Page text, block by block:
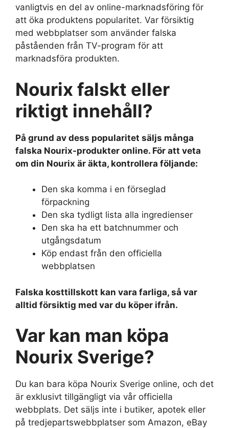
vanligtvis en del av online-marknadsföring för
att öka produktens popularitet. Var försiktig
med webbplatser som använder falska
påståenden från TV-program för att
marknadsföra produkten.
Nourix falskt eller
riktigt innehåll?
På grund av dess popularitet säljs många
falska Nourix-produkter online. För att veta
om din Nourix är äkta, kontrollera följande:
Den ska komma i en förseglad
förpackning
Den ska tydligt lista alla ingredienser
Den ska ha ett batchnummer och
utgångsdatum
Köp endast från den officiella
webbplatsen
Falska kosttillskott kan vara farliga, så var
alltid försiktig med var du köper ifrån.
Var kan man köpa
Nourix Sverige?
Du kan bara köpa Nourix Sverige online, och det
är exklusivt tillgängligt via vår officiella
webbplats. Det säljs inte i butiker, apotek eller
på tredjepartswebbplatser som Amazon, eBay